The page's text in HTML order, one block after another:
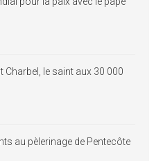
Charbel, le saint aux 30 000
au pèlerinage de Pentecôte